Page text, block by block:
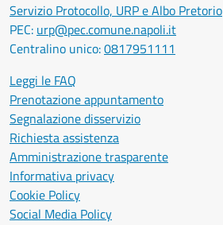
Servizio Protocollo, URP e Albo Pretorio
PEC: urp@pec.comune.napoli.it
Centralino unico:0817951111
Leggi le FAQ
Prenotazione appuntamento
Segnalazione disservizio
Richiesta assistenza
Amministrazione trasparente
Informativa privacy
Cookie Policy
Social Media Policy